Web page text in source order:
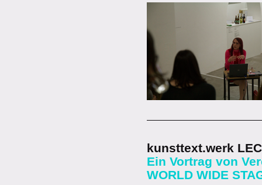
kunsttext.werk
Ein Vortrag von
WORLD WIDE